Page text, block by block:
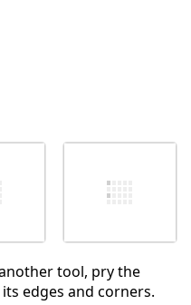
tool, pry the
edges and corners.